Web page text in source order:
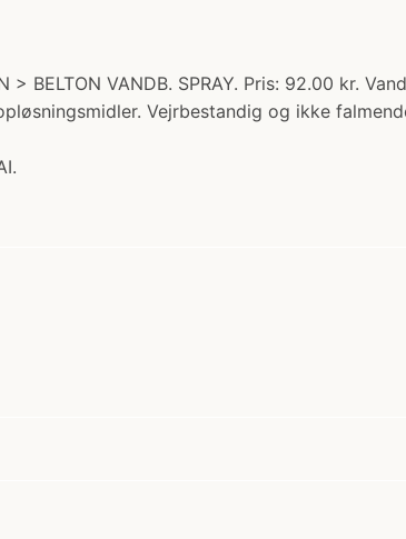
> BELTON VANDB. SPRAY. Pris: 92.00 kr.
Vejrbestandig og ikke